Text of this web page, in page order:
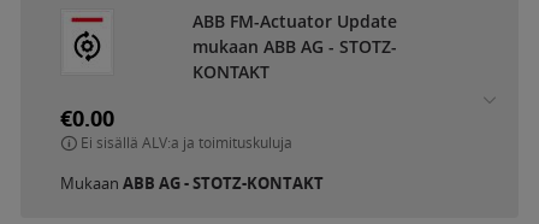
ABB FM-Actuator Update
mukaan ABB AG - STOTZ-
KONTAKT
€0.00
Ei sisällä ALV:a ja toimituskuluja
Mukaan ABB AG - STOTZ-KONTAKT